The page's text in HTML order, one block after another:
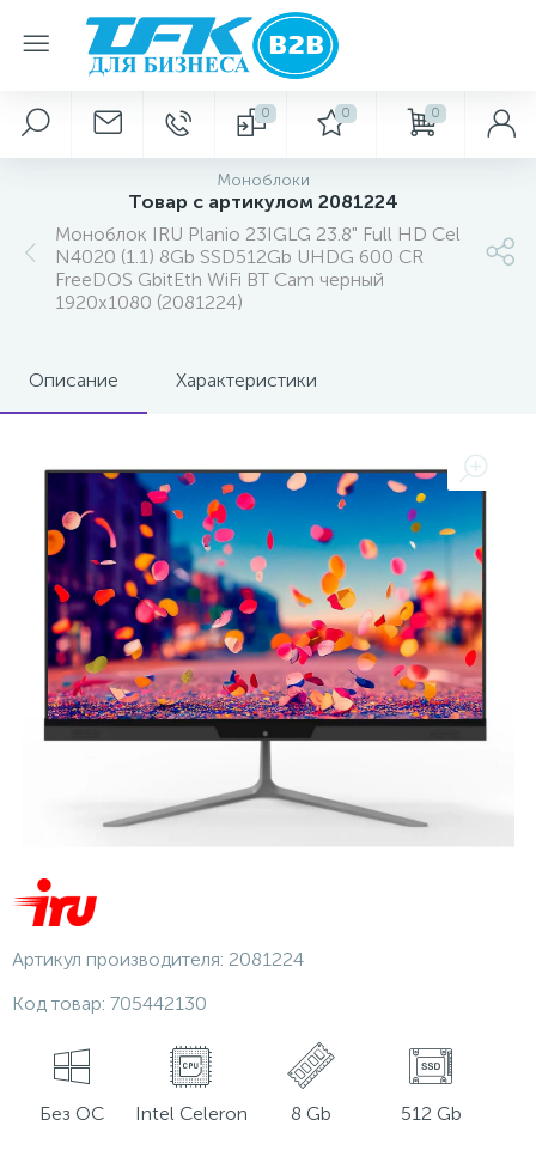
0 0 0
Моноблоки
Товар с артикулом 2081224
Моноблок IRU Planio 23IGLG 23.8" Full HD Cel
N4020 (1.1) 8Gb SSD512Gb UHDG 600 CR
FreeDOS GbitEth WiFi BT Cam черный
1920x1080 (2081224)
Описание Характеристики
Артикул производителя: 2081224
Код товар: 705442130
Без ОС Intel Celeron 8 Gb 512 Gb